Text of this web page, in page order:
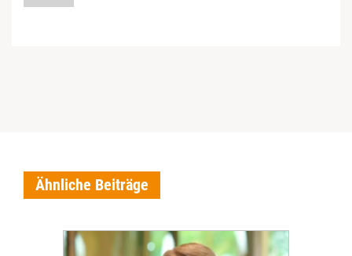
Ähnliche Beiträge